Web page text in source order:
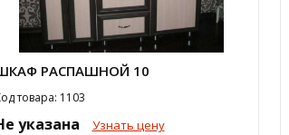
РАСПАШНОЙ 10
товара: 1103
указана Узнать цену